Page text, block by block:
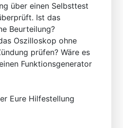
über einen Selbsttest
Ist das
Beurteilung?
Oszilloskop ohne
prüfen? Wäre es
Funktionsgenerator
Eure Hilfestellung